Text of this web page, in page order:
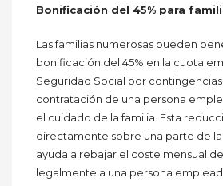
Bonificación del 45% para
Las familias numerosas pueden
bonificación del 45% en la cuota
Seguridad Social por
contratación de una persona
el cuidado de la familia. Esta
directamente sobre una parte de
ayuda a rebajar el coste mensual
legalmente a una persona